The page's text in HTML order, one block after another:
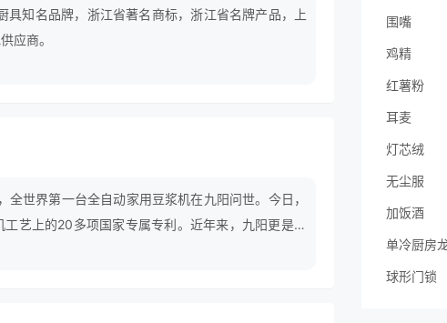
知名品牌，浙江省著名商标，浙江省名牌产品，上
应商。
世界第一台全自动家用豆浆机在九阳问世。今日，
艺上的20多项国家专属专利。近年来，九阳更是不
围嘴
鸡精
红薯粉
耳麦
灯芯绒
无尘服
加饭酒
单冷厨房
球形门锁